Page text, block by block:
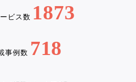
ビス数 1873
事例数 718